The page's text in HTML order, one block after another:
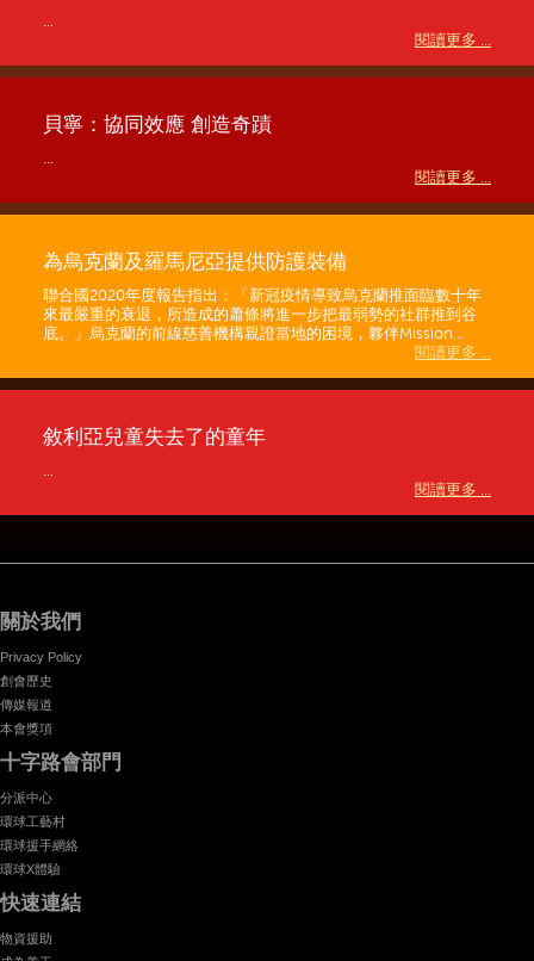
...
閱讀更多 ...
貝寧：協同效應 創造奇蹟
...
閱讀更多 ...
為烏克蘭及羅馬尼亞提供防護裝備
聯合國2020年度報告指出：「新冠疫情導致烏克蘭推面臨數十年
來最嚴重的衰退，所造成的蕭條將進一步把最弱勢的社群推到谷
底。」烏克蘭的前線慈善機構親證當地的困境，夥伴Mission...
閱讀更多 ...
敘利亞兒童失去了的童年
...
閱讀更多 ...
關於我們
Privacy Policy
創會歷史
傳媒報道
本會獎項
十字路會部門
分派中心
環球工藝村
環球援手網絡
環球X體驗
快速連結
物資援助